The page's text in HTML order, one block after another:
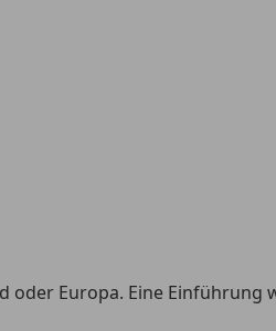
Europa. Eine